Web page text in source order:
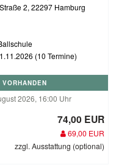
2, 22297 Hamburg
(10 Termine)
2026, 16:00 Uhr
74,00 EUR
69,00 EUR
zzgl. Ausstattung (optional)